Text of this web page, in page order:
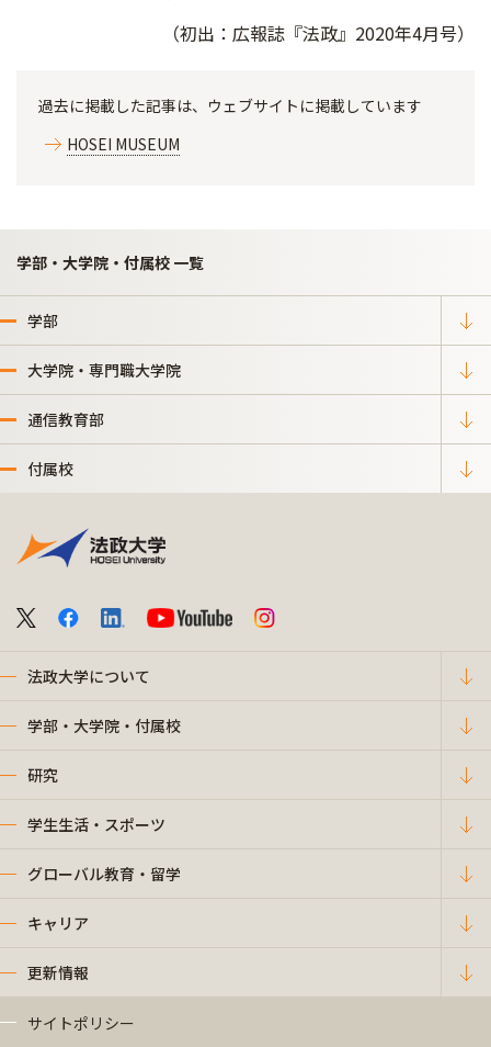
（初出：広報誌『法政』2020年4月号）
過去に掲載した記事は、ウェブサイトに掲載しています
HOSEI MUSEUM
学部・大学院・付属校 一覧
学部
大学院・専門職大学院
通信教育部
付属校
法政大学について
学部・大学院・付属校
研究
学生生活・スポーツ
グローバル教育・留学
キャリア
更新情報
サイトポリシー